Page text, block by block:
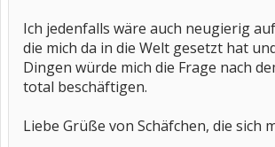
Ich jedenfalls wäre auch neugierig
die mich da in die Welt gesetzt hat
Dingen würde mich die Frage nach
total beschäftigen.
Liebe Grüße von Schäfchen, die sich